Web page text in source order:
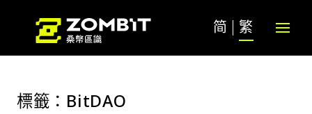
简 繁
標籤：BitDAO